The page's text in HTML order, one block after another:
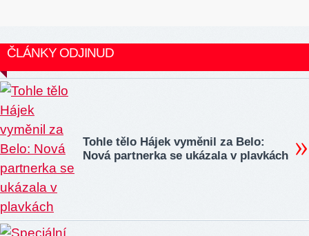
ČLÁNKY ODJINUD
Tohle tělo Hájek vyměnil za Belo:
Nová partnerka se ukázala v plavkách